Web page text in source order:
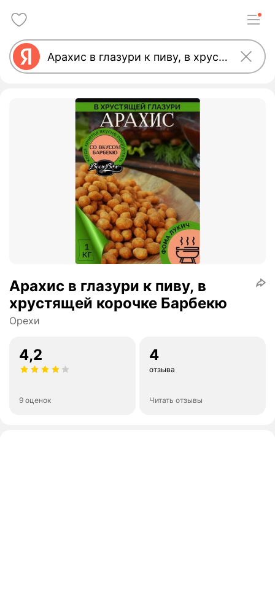
Арахис в глазури к пиву, в
хрустящей корочке Барбекю
Орехи
4,2
9 оценок
4
отзыва
Читать отзывы